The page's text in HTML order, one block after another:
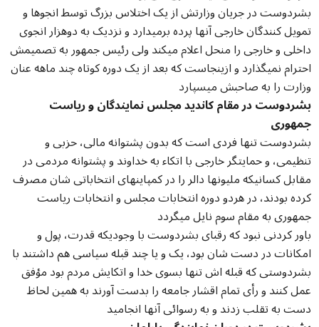
بشردوست در جریان وزارتش از یک اختلاس بزرگ توسط انجوها و
تمویل کنندگان خارجی آنها پرده برمیدارد و نزدیک به دوهزار انجوی
داخلی و خارجی را منحل اعلام میکند ولی رئیس جمهور به تصمیمش
احترام نمیگذارد و ازینجاست که بعد از یک دوره کوتاه چند ماهه عنان
وزارت را به صاحبش میسپارد
بشردوست در مقام کاندید مجلس نمایندگان و ریاست
جمهوری
بشردوست تنها فردی است که بدون پشتوانه مالی، حزبی و
تنظیمی، و حمایتگر خارجی با اتکاء به خداوند و پشتوانه مردمی در
مقابل کسانیکه ملیونها دالر را در کمپاینهای انتخاباتی شان مصرف
کرده بودند، در هردو دوره انتخابات مجلس و انتخابات ریاست
جمهوری به مقام سوم نایل میگردد
باور کردنی نبود که رقبای بشردوست با وجودیکه قدرت، پول و
امکانات در دست شان بود، یک و یا چند قبله سیاسی هم داشتند با
بشردوستی که قبله اش تنها بسوی خدا و اتکایش مردم بود مؤفق
عمل کنند و رأی تمام اقشار جامعه را بدست آورند به همین لحاظ
دست به تقلب زدند و به رسوائی آنها انجامید